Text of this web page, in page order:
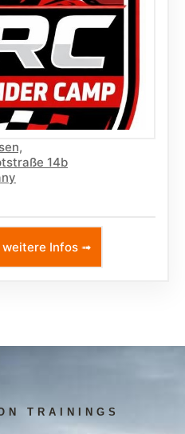
14b
weitere Infos ➟
TRAININGS